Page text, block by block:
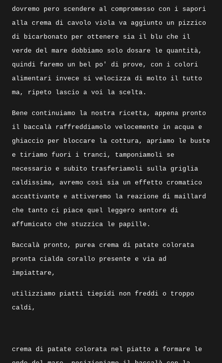
dovremo pero scendere al compromesso con i sapori
alla crema di cavolo viola va aggiunto un pizzico
di bicarbonato per ottenere sia il blu che il
verde del mare dobbiamo solo dosare le quantità,
quindi faremo un bel po' di prove, con i colori
alimentari invece si velocizza di molto il tutto
ma, ripeto lascio a voi la scelta.
Bene continuiamo la nostra ricetta, appena pronto
il baccalà raffreddiamolo velocemente in acqua e
ghiaccio per bloccare la cottura, apriamo le buste
e tiriamo fuori i tranci, tamponiamoli se
necessario e subito trasferiamoli sulla griglia
caldissima, avremo cosi sia un effetto cromatico
accattivante e attiveremo la reazione di maillard
che tanto ci piace quel leggero sentore di
affumicato che stuzzica le papille.
Baccalà pronto, purea crema di patate colorata
pronta cialda corallo presente e via ad
impiattare,
utilizziamo piatti tiepidi non freddi o troppo
caldi,
crema di patate colorata nel piatto a formare le